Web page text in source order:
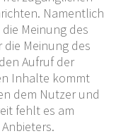
Namentlich
Meinung des
Meinung des
Aufruf der
Inhalte kommt
dem Nutzer und
fehlt es am